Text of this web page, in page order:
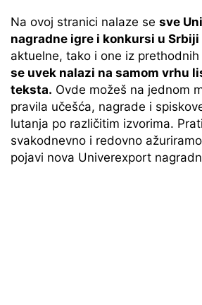
Na ovoj stranici nalaze se sve
nagradne igre i konkursi u Srbiji
aktuelne, tako i one iz
se uvek nalazi na samom vrhu
teksta. Ovde možeš na jednom
pravila učešća, nagrade i
lutanja po različitim izvorima.
svakodnevno i redovno
pojavi nova Univerexport